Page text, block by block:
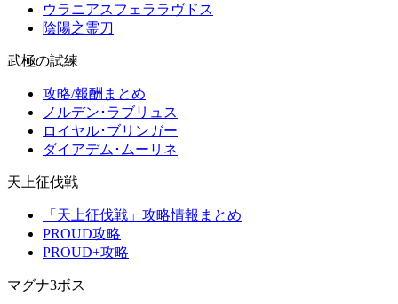
ウラニアスフェララヴドス
陰陽之霊刀
武極の試練
攻略/報酬まとめ
ノルデン･ラブリュス
ロイヤル･ブリンガー
ダイアデム･ムーリネ
天上征伐戦
「天上征伐戦」攻略情報まとめ
PROUD攻略
PROUD+攻略
マグナ3ボス